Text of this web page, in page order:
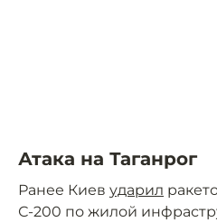
Атака на Таганрог
Ранее Киев ударил
С-200 по жилой